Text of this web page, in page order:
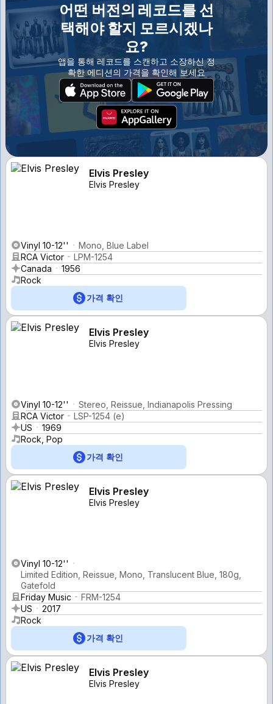
어떤 버전의 레코드를 선
택해야 할지 모르시겠나
요?
앱을 통해 레코드를 스캔하고 소장하신 정
확한 에디션의 가격을 확인해 보세요
Elvis Presley
Elvis Presley
Vinyl 10-12''
Mono, Blue Label
RCA Victor
LPM-1254
Canada
1956
Rock
가격 확인
Elvis Presley
Elvis Presley
Vinyl 10-12''
Stereo, Reissue, Indianapolis Pressing
RCA Victor
LSP-1254 (e)
US
1969
Rock, Pop
가격 확인
Elvis Presley
Elvis Presley
Vinyl 10-12''
Limited Edition, Reissue, Mono, Translucent Blue, 180g,
Gatefold
Friday Music
FRM-1254
US
2017
Rock
가격 확인
Elvis Presley
Elvis Presley